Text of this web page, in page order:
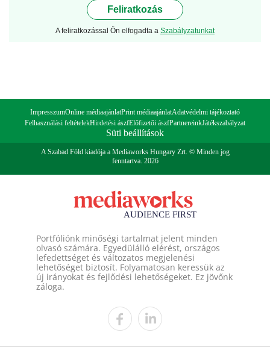
Feliratkozás
A feliratkozással Ön elfogadta a Szabályzatunkat
ImpresszumOnline médiaajánlatPrint médiaajánlatAdatvédelmi tájékoztató
Felhasználási feltételekHirdetési ászfElőfizetői ászfPartnereinkJátékszabályzat
Süti beállítások
A Szabad Föld kiadója a Mediaworks Hungary Zrt. © Minden jog
fenntartva. 2026
Portfóliónk minőségi tartalmat jelent minden
olvasó számára. Egyedülálló elérést, országos
lefedettséget és változatos megjelenési
lehetőséget biztosít. Folyamatosan keressük az
új irányokat és fejlődési lehetőségeket. Ez jövőnk
záloga.